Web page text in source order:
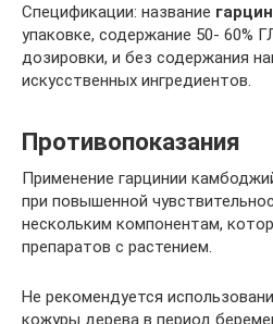
Спецификации: название
упаковке, содержание 50- 60%
дозировки, и без содержания
искусственных ингредиентов.
Противопоказания
Применение гарцинии
при повышенной
нескольким компонентам,
препаратов с растением.
Не рекомендуется
кожуры дерева в период